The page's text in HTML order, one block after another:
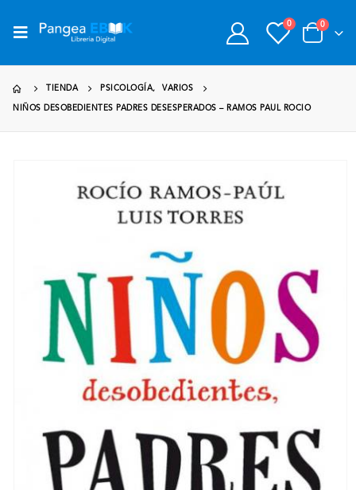
0 0
TIENDA PSICOLOGÍA, VARIOS
NIÑOS DESOBEDIENTES PADRES DESESPERADOS – RAMOS PAUL ROCIO